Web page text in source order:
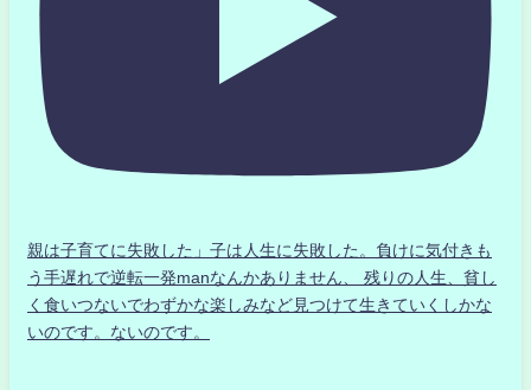
親は子育てに失敗した」子は人生に失敗した。負けに気付きも
う手遅れで逆転一発manなんかありません、 残りの人生、貧し
く食いつないでわずかな楽しみなど見つけて生きていくしかな
いのです。ないのです。